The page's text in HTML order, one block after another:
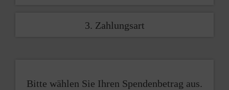
3. Zahlungsart
Bitte wählen Sie Ihren Spendenbetrag aus.